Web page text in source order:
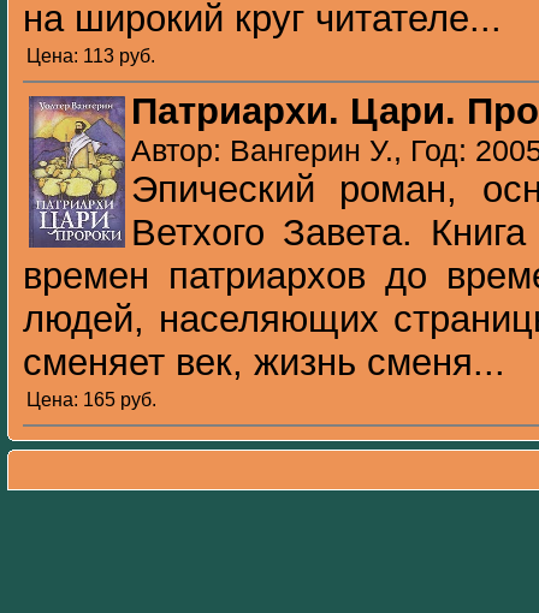
на широкий круг читателе...
Цена: 113 pуб.
Патриархи. Цари.
Автор: Вангерин У., Год:
Эпический роман,
Ветхого Завета.
времен патриархов до
людей, населяющих
сменяет век, жизнь сменя...
Цена: 165 pуб.